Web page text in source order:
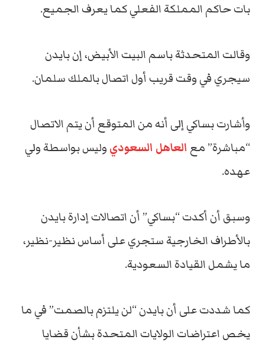
بات حاكم المملكة الفعلي كما يعرف الجميع.
وقالت المتحدثة باسم البيت الأبيض، إن بايدن
سيجري في وقت قريب أول اتصال بالملك سلمان.
وأشارت بساكي إلى أنه من المتوقع أن يتم الاتصال
“مباشرة” مع العاهل السعودي وليس بواسطة ولي
عهده.
وسبق أن أكدت “بساكي” أن اتصالات إدارة بايدن
بالأطراف الخارجية ستجري على أساس نظير-نظير،
ما يشمل القيادة السعودية.
كما شددت على أن بايدن “لن يلتزم بالصمت” في ما
يخص اعتراضات الولايات المتحدة بشأن قضايا